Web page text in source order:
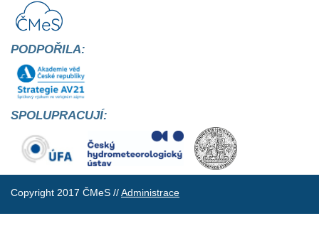
PODPOŘILA:
SPOLUPRACUJÍ:
Copyright 2017 ČMeS //Administrace